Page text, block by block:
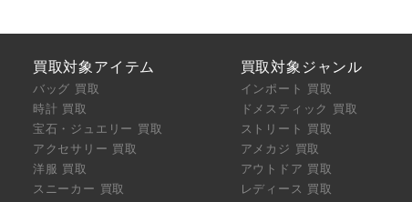
買取対象アイテム
バッグ 買取
時計 買取
宝石・ジュエリー 買取
アクセサリー 買取
洋服 買取
スニーカー 買取
買取対象ジャンル
インポート 買取
ドメスティック 買取
ストリート 買取
アメカジ 買取
アウトドア 買取
レディース 買取